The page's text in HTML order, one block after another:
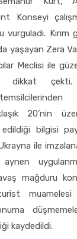
Konseyi
vurguladı.
yaşayan Zera
Meclisi ile
dikkat
20’nin
bilgisi
ile
aynen
mağduru
muamelesi
kaydedildi.